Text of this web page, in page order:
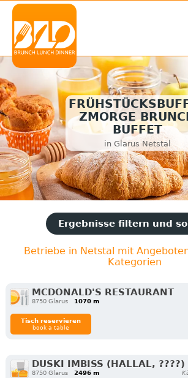
ZMORGE
BUFFET
in Glarus Netstal
Ergebnisse filtern und
Betriebe in Netstal mit
Kategorien
MCDONALD'S RESTAURANT
8750 Glarus 1070 m
Tisch reservieren
book a table
DUSKI IMBISS (HALLAL, ????)
8750 Glarus 2496 m